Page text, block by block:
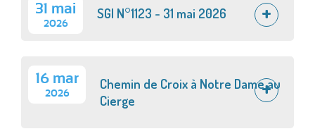
31 mai
2026
SGI N°1123 - 31 mai 2026
16 mar
2026
Chemin de Croix à Notre Dame au
Cierge